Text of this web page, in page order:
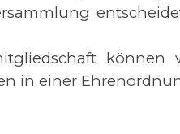
können
in einer